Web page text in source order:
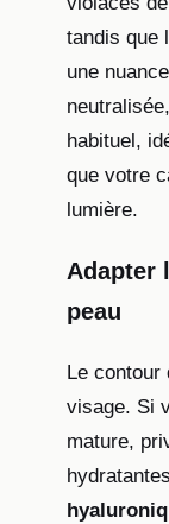
tandis que
une
habituel,
que votre
lumière.
Adapter
peau
Le contour
visage. Si
mature,